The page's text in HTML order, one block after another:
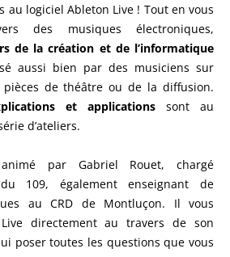
au logiciel Ableton Live ! Tout en vous
des musiques électroniques,
de la création et de l’informatique
aussi bien par des musiciens sur
de théâtre ou de la diffusion.
et applications sont au
d’ateliers.
par Gabriel Rouet, chargé
du 109, également enseignant de
au CRD de Montluçon. Il vous
directement au travers de son
poser toutes les questions que vous